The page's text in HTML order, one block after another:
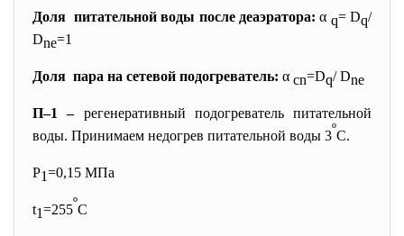
Доля питательной воды после деаэратора: α q= Dq/
Dne=1
Доля пара на сетевой подогреватель: α cn=Dq/ Dne
П–1 – регенеративный подогреватель питательной
воды. Принимаем недогрев питательной воды 3ºС.
Р1=0,15 МПа
t1=255ºС